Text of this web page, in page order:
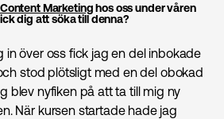
Marketinghos oss under våren
dig att söka till denna?
in över oss fick jag en del inbokade
stod plötsligt med en del obokad
blev nyfiken på att ta till mig ny
När kursen startade hade jag